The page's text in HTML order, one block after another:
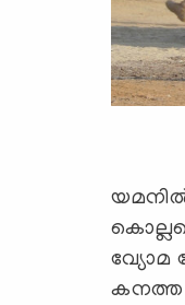
കനത്ത